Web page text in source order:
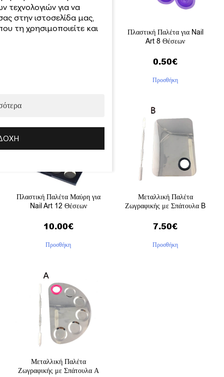
Θήκη Χρωμάτων Nail Art 6
Πλαστική Παλέτα για Nail
Art 8 Θέσεων
0.50€
Προσθήκη
Πλαστική Παλέτα Μαύρη για
Nail Art 12 Θέσεων
10.00€
Προσθήκη
Μεταλλική Παλέτα
Ζωγραφικής με Σπάτουλα B
7.50€
Προσθήκη
Μεταλλική Παλέτα
Ζωγραφικής με Σπάτουλα Α
τεχνολογιών για να
στην ιστοσελίδα μας,
τη χρησιμοποιείτε και